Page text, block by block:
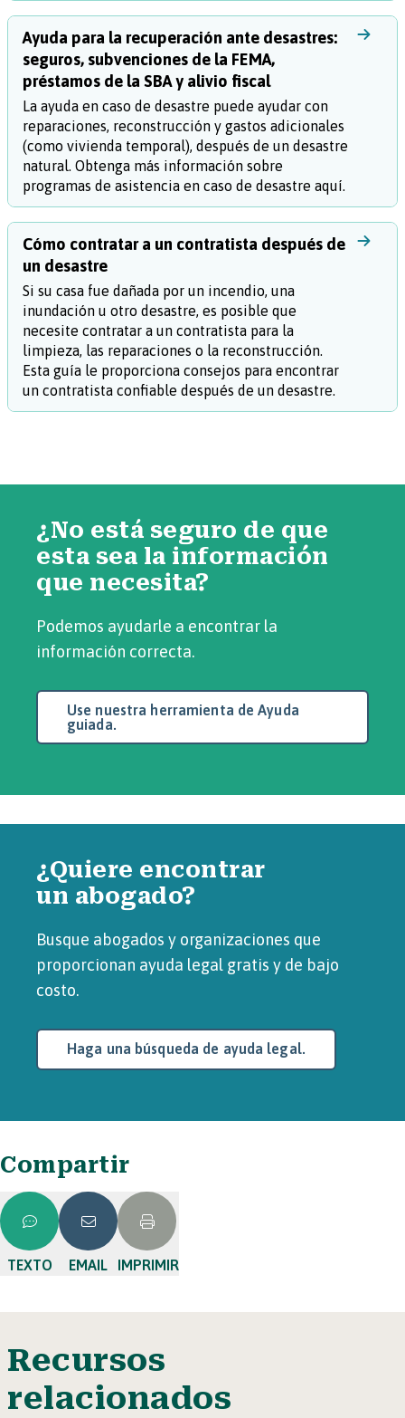
Ayuda para la recuperación ante desastres:
seguros, subvenciones de la FEMA,
préstamos de la SBA y alivio fiscal
La ayuda en caso de desastre puede ayudar con
reparaciones, reconstrucción y gastos adicionales
(como vivienda temporal), después de un desastre
natural. Obtenga más información sobre
programas de asistencia en caso de desastre aquí.
Cómo contratar a un contratista después de
un desastre
Si su casa fue dañada por un incendio, una
inundación u otro desastre, es posible que
necesite contratar a un contratista para la
limpieza, las reparaciones o la reconstrucción.
Esta guía le proporciona consejos para encontrar
un contratista confiable después de un desastre.
¿No está seguro de que
esta sea la información
que necesita?
Podemos ayudarle a encontrar la
información correcta.
Use nuestra herramienta de Ayuda
guiada.
¿Quiere encontrar
un abogado?
Busque abogados y organizaciones que
proporcionan ayuda legal gratis y de bajo
costo.
Haga una búsqueda de ayuda legal.
Compartir
TEXTO EMAIL IMPRIMIR
Recursos
relacionados